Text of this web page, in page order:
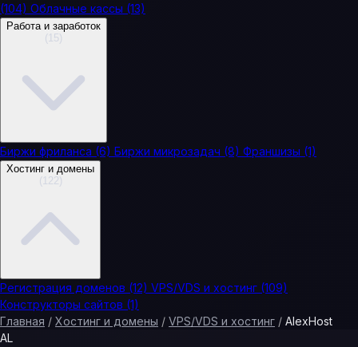
(104) Облачные кассы (13)
Работа и заработок
(15)
Биржи фриланса (6) Биржи микрозадач (8) Франшизы (1)
Хостинг и домены
(122)
Регистрация доменов (12) VPS/VDS и хостинг (109)
Конструкторы сайтов (1)
Главная / Хостинг и домены / VPS/VDS и хостинг / AlexHost
AL